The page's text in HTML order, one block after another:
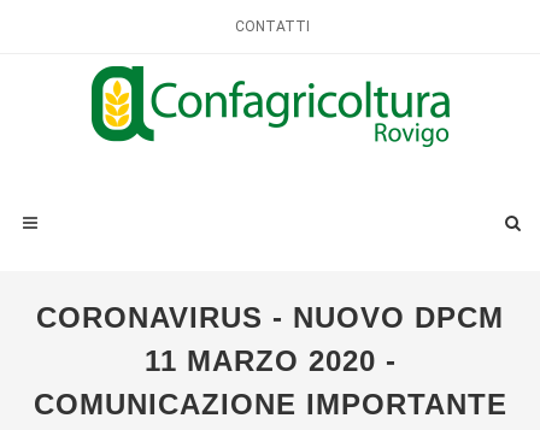
CONTATTI
CORONAVIRUS - NUOVO DPCM
11 MARZO 2020 -
COMUNICAZIONE IMPORTANTE